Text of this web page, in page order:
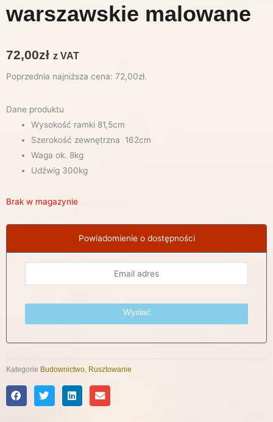
warszawskie malowane
72,00zł z VAT
Poprzednia najniższa cena: 72,00zł.
Dane produktu
Wysokość ramki 81,5cm
Szerokość zewnętrzna 162cm
Waga ok. 8kg
Udźwig 300kg
Brak w magazynie
Powiadomienie o dostępności
Wysłać
Kategorie Budownictwo, Rusztowanie